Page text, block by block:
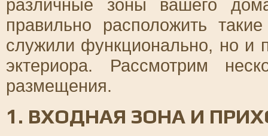
различные зоны вашего
правильно расположить
служили функционально, но и
эктериора. Рассмотрим
размещения.
1. ВХОДНАЯ ЗОНА И